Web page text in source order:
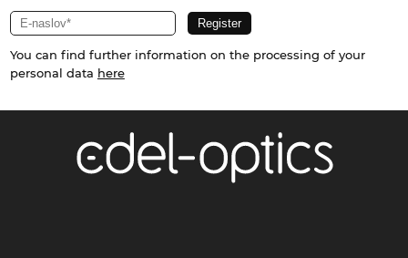
You can find further information on the processing of your
personal data here